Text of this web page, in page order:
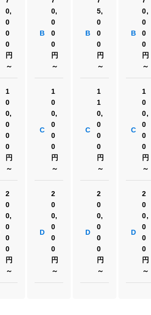
0,
0
0
0
円
～
1
0
0,
0
0
0
円
～
2
0
0,
0
0
0
円
～
B
0,
0
0
0
円
～
C
1
0
0,
0
0
0
円
～
D
2
0
0,
0
0
0
円
～
B
5,
0
0
0
円
～
C
1
1
0,
0
0
0
円
～
D
2
0
0,
0
0
0
円
～
B
0,
0
0
0
円
～
C
1
0
0,
0
0
0
円
～
D
2
0
0,
0
0
0
円
～